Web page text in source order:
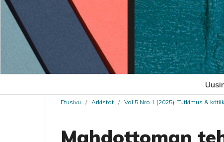
Etusivu / Arkistot / Vol 5 Nro 1 (2025): Tutkimus &
Mahdottoman